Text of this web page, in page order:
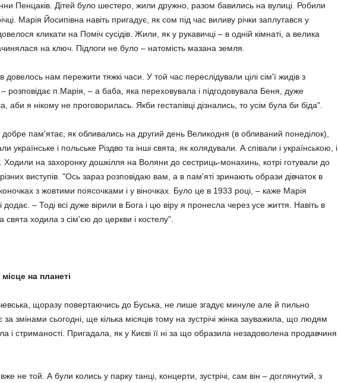
Пенцаків. Дітей було шестеро, жили дружно, разом бавились на вулиці. Робили
Марія Йосипівна навіть пригадує, як сом під час виливу річки заплутався у
кликати на Поміч сусідів. Жили, як у рукавичці – в одній кімнаті, а велика
на ключ. Підлоги не було – натомість мазана земля.
довелось нам пережити тяжкі часи. У той час переслідували цілі сім'ї жидів з
– розповідає п.Марія, – а баба, яка переховувала і підгодовувала Беня, дуже
аби я нікому не проговорилась. Якби гестапівці дізнались, то усім була би біда".
пам'ятає, як обливались на другий день Великодня (в обливаний понеділок),
українське і польське Різдво та інші свята, як колядували. А співали і українською, і
Ходили на захоронку дошкілля на Воляни до сестриць-монахинь, котрі готували до
виступів. "Ось зараз розповідаю вам, а в пам'яті зринають образи дівчаток в
з жовтими поясочками і у віночках. Було це в 1933 році, – каже Марія
додає. – Тоді всі дуже вірили в Бога і цю віру я пронесла через усе життя. Навіть в
свята ходила з сім'єю до церкви і костелу".
на планеті
щоразу повертаючись до Буська, не лише згадує минуле але й пильно
за змінами сьогодні, ще кілька місяців тому на зустрічі жінка зауважила, що людям
і стриманості. Пригадала, як у Києві її ні за що образила незадоволена продавчиня
не той. А були колись у парку танці, концерти, зустрічі, сам він – доглянутий, з